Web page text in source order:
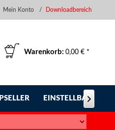
Mein Konto Downloadbereich
Warenkorb: 0,00 € *
EINSTELLBARE
